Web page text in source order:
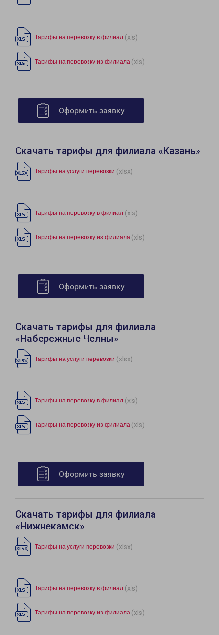
Тарифы на перевозку в филиал (xls)
Тарифы на перевозку из филиала (xls)
Оформить заявку
Скачать тарифы для филиала «Казань»
Тарифы на услуги перевозки (xlsx)
Тарифы на перевозку в филиал (xls)
Тарифы на перевозку из филиала (xls)
Оформить заявку
Скачать тарифы для филиала
«Набережные Челны»
Тарифы на услуги перевозки (xlsx)
Тарифы на перевозку в филиал (xls)
Тарифы на перевозку из филиала (xls)
Оформить заявку
Скачать тарифы для филиала
«Нижнекамск»
Тарифы на услуги перевозки (xlsx)
Тарифы на перевозку в филиал (xls)
Тарифы на перевозку из филиала (xls)